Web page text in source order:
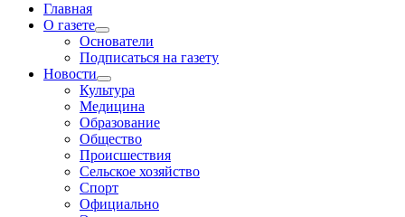
Главная
О газете
Основатели
Подписаться на газету
Новости
Культура
Медицина
Образование
Общество
Происшествия
Сельское хозяйство
Спорт
Официально